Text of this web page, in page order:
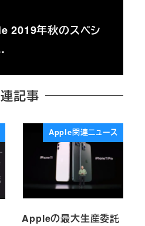
2019年秋のスペシ
記事
Apple関連ニュース
Appleの最大生産委託